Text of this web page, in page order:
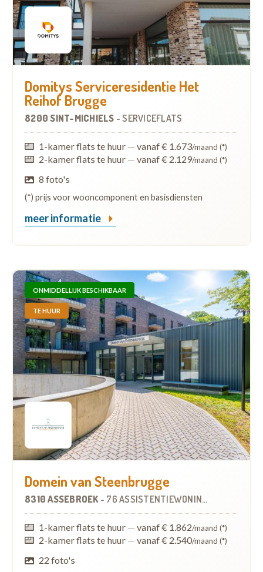
Domitys Serviceresidentie Het
Reihof Brugge
8200 SINT-MICHIELS -SERVICEFLATS
1-kamer flats te huur — vanaf € 1.673/maand (*)
2-kamer flats te huur — vanaf € 2.129/maand (*)
8 foto's
(*) prijs voor wooncomponent en basisdiensten
meer informatie
ONMIDDELLIJK BESCHIKBAAR
TE HUUR
Domein van Steenbrugge
8310 ASSEBROEK - 76 ASSISTENTIEWONINGEN
1-kamer flats te huur — vanaf € 1.862/maand (*)
2-kamer flats te huur — vanaf € 2.540/maand (*)
22 foto's